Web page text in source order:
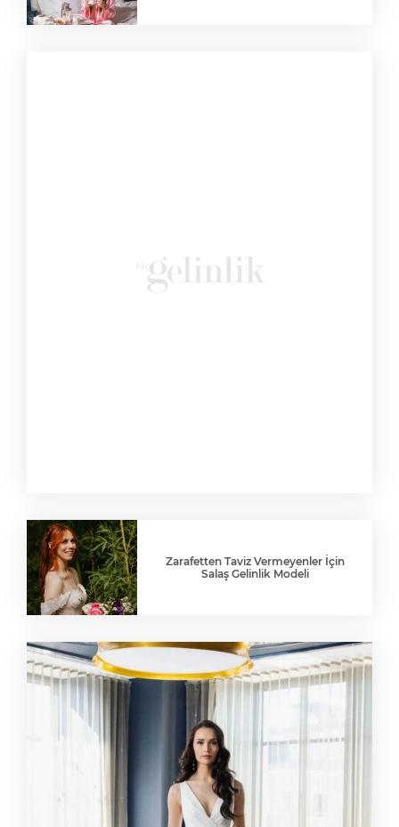
Zarafetten Taviz Vermeyenler İçin
Salaş Gelinlik Modeli